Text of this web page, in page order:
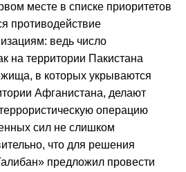
месте в списке приоритетов
противодействие
ведь число
на территории Пакистана
в которых укрываются
Афганистана, делают
операцию
сил не слишком
что для решения
предложил провести